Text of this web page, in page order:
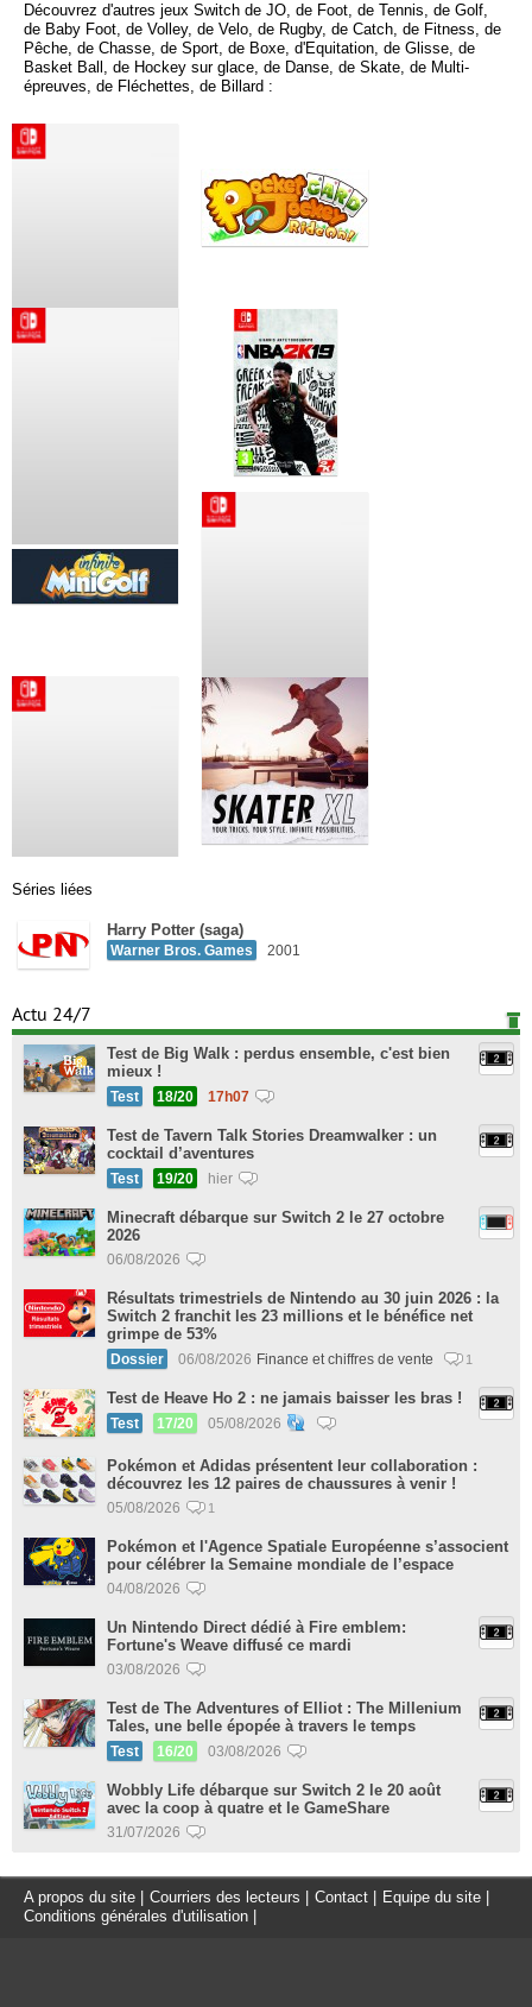
Découvrez d'autres jeux Switch de JO, de Foot, de Tennis, de Golf,
de Baby Foot, de Volley, de Velo, de Rugby, de Catch, de Fitness, de
Pêche, de Chasse, de Sport, de Boxe, d'Equitation, de Glisse, de
Basket Ball, de Hockey sur glace, de Danse, de Skate, de Multi-
épreuves, de Fléchettes, de Billard :
Séries liées
Harry Potter (saga)
Warner Bros. Games 2001
Actu 24/7
Test de Big Walk : perdus ensemble, c'est bien
mieux !
Test 18/20 17h07
Test de Tavern Talk Stories Dreamwalker : un
cocktail d’aventures
Test 19/20 hier
Minecraft débarque sur Switch 2 le 27 octobre
2026
06/08/2026
Résultats trimestriels de Nintendo au 30 juin 2026 : la
Switch 2 franchit les 23 millions et le bénéfice net
grimpe de 53%
Dossier 06/08/2026 Finance et chiffres de vente 1
Test de Heave Ho 2 : ne jamais baisser les bras !
Test 17/20 05/08/2026
Pokémon et Adidas présentent leur collaboration :
découvrez les 12 paires de chaussures à venir !
05/08/2026 1
Pokémon et l'Agence Spatiale Européenne s’associent
pour célébrer la Semaine mondiale de l’espace
04/08/2026
Un Nintendo Direct dédié à Fire emblem:
Fortune's Weave diffusé ce mardi
03/08/2026
Test de The Adventures of Elliot : The Millenium
Tales, une belle épopée à travers le temps
Test 16/20 03/08/2026
Wobbly Life débarque sur Switch 2 le 20 août
avec la coop à quatre et le GameShare
31/07/2026
A propos du site Courriers des lecteurs Contact Equipe du site
Conditions générales d'utilisation